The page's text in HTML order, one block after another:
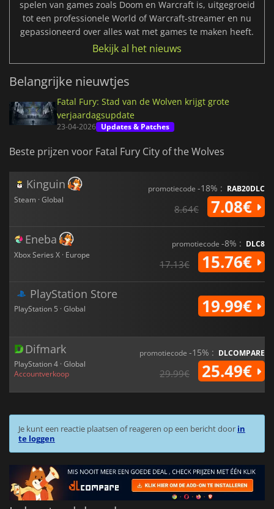
spelen van games zoals Doom en Warcraft is, uitgegroeid
tot een professionele World of Warcraft-streamer en nu
gepassioneerd over alles wat met games te maken heeft.
Bekijk al het nieuws
Belangrijke nieuwtjes
Fatal Fury: Stad van de Wolven krijgt grote
verjaardagsupdate
23-04-2026 Updates & Patches
Beste prijzen voor Fatal Fury City of the Wolves
Kinguin
Steam · Global
promotiecode -18% : RAB20DLC
8.64€ 7.08€
Eneba
Xbox Series X · Europe
promotiecode -8% : DLC8
17.13€ 15.76€
PlayStation Store
PlayStation 5 · Global 19.99€
Difmark
PlayStation 4 · Global
Accountverkoop
promotiecode -15% : DLCOMPARE
29.99€ 25.49€
Je kunt een reactie plaatsen of reageren op een bericht door in
te loggen